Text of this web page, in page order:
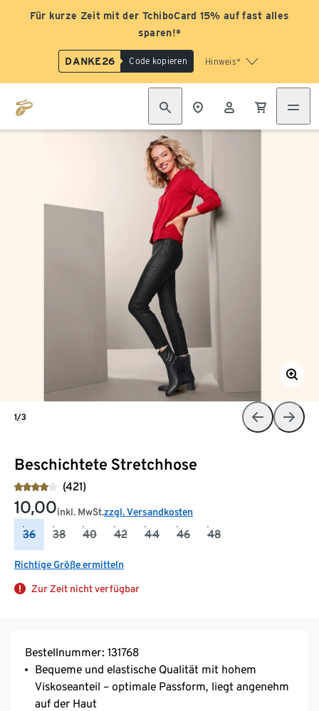
Für kurze Zeit mit der TchiboCard 15% auf fast alles
sparen!*
DANKE26 Code kopieren Hinweis*
Beschichtete Stretchhose
(421)
10,00inkl. MwSt.zzgl. Versandkosten
36 38 40 42 44 46 48
Richtige Größe ermitteln
Zur Zeit nicht verfügbar
1/3
Bestellnummer: 131768
Bequeme und elastische Qualität mit hohem
Viskoseanteil – optimale Passform, liegt angenehm
auf der Haut